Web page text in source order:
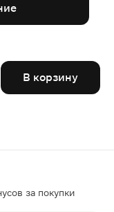
В корзину
за покупки